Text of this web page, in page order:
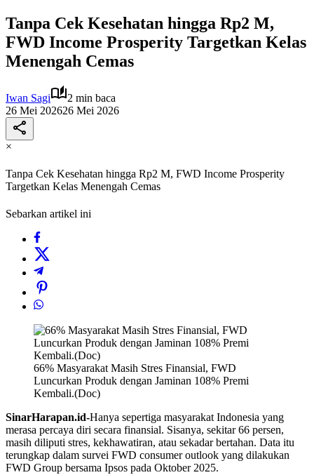
Tanpa Cek Kesehatan hingga Rp2 M,
FWD Income Prosperity Targetkan Kelas
Menengah Cemas
Iwan Sagi
2 min baca
26 Mei 202626 Mei 2026
×
Tanpa Cek Kesehatan hingga Rp2 M, FWD Income Prosperity
Targetkan Kelas Menengah Cemas
Sebarkan artikel ini
66% Masyarakat Masih Stres Finansial, FWD
Luncurkan Produk dengan Jaminan 108% Premi
Kembali.(Doc)
SinarHarapan.id-Hanya sepertiga masyarakat Indonesia yang
merasa percaya diri secara finansial. Sisanya, sekitar 66 persen,
masih diliputi stres, kekhawatiran, atau sekadar bertahan. Data itu
terungkap dalam survei FWD consumer outlook yang dilakukan
FWD Group bersama Ipsos pada Oktober 2025.